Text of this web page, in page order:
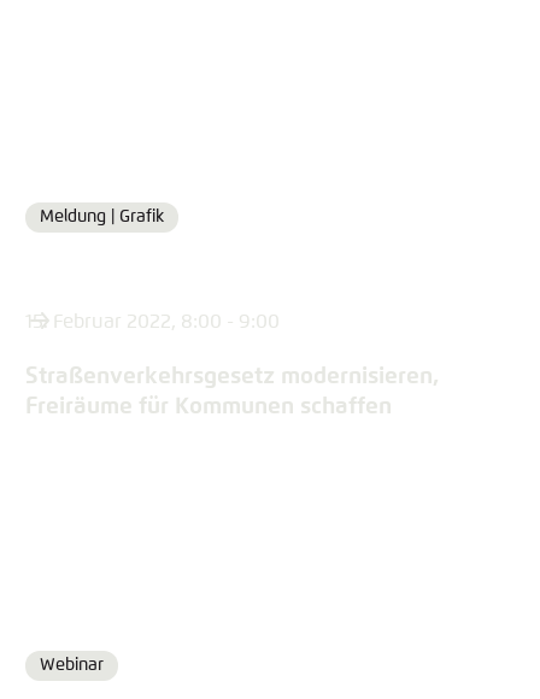
Format
Meldung | Grafik
15. Februar 2022, 8:00 - 9:00
Straßenverkehrsgesetz modernisieren,
Freiräume für Kommunen schaffen
Format
Webinar